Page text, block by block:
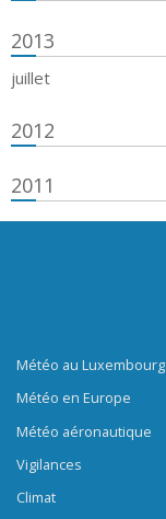
2013
juillet
2012
2011
Météo au Luxembourg
Météo en Europe
Météo aéronautique
Vigilances
Climat